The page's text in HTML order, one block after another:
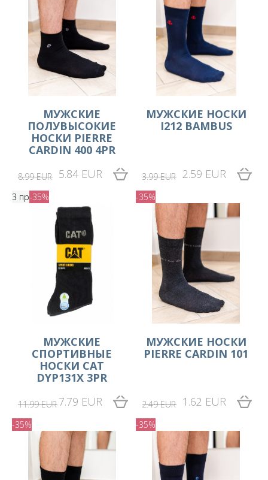
МУЖСКИЕ
ПОЛУВЫСОКИЕ
НОСКИ PIERRE
CARDIN 400 4PR
8.99 EUR 5.84 EUR
MУЖСКИЕ НОСКИ
I212 BAMBUS
3.99 EUR 2.59 EUR
3 пр-35%
МУЖСКИЕ
СПОРТИВНЫЕ
НОСКИ CAT
DYP131X 3PR
11.99 EUR7.79 EUR
-35%
МУЖСКИЕ НОСКИ
PIERRE CARDIN 101
2.49 EUR 1.62 EUR
-35% -35%